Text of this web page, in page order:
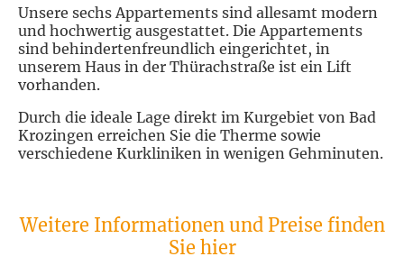
Unsere sechs Appartements sind allesamt modern
und hochwertig ausgestattet. Die Appartements
sind behindertenfreundlich eingerichtet, in
unserem Haus in der Thürachstraße ist ein Lift
vorhanden.
Durch die ideale Lage direkt im Kurgebiet von Bad
Krozingen erreichen Sie die Therme sowie
verschiedene Kurkliniken in wenigen Gehminuten.
Weitere Informationen und Preise finden
Sie hier